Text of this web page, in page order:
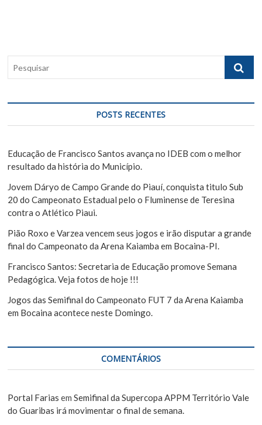
o
d
e
P
s
t
:
q
i
a
POSTS RECENTES
Educação de Francisco Santos avança no IDEB com o melhor
resultado da história do Município.
Jovem Dáryo de Campo Grande do Piauí, conquista titulo Sub
20 do Campeonato Estadual pelo o Fluminense de Teresina
contra o Atlético Piaui.
Pião Roxo e Varzea vencem seus jogos e irão disputar a grande
final do Campeonato da Arena Kaiamba em Bocaina-PI.
Francisco Santos: Secretaria de Educação promove Semana
Pedagógica. Veja fotos de hoje !!!
Jogos das Semifinal do Campeonato FUT 7 da Arena Kaiamba
em Bocaina acontece neste Domingo.
COMENTÁRIOS
Portal Farias emSemifinal da Supercopa APPM Território Vale
do Guaribas irá movimentar o final de semana.